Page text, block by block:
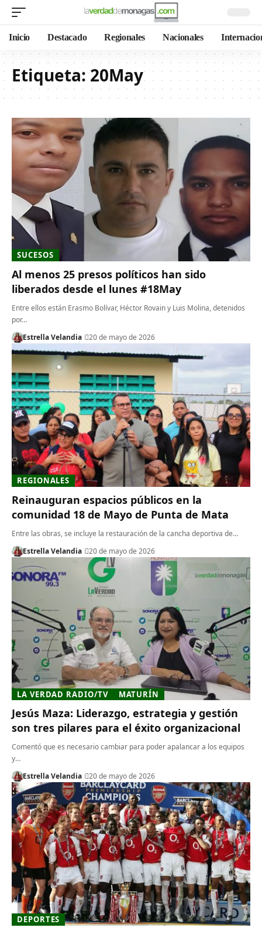
Inicio Destacado Regionales Nacionales
Etiqueta: 20May
SUCESOS
Al menos 25 presos políticos han sido
liberados desde el lunes #18May
Entre ellos están Erasmo Bolívar, Héctor Rovain y Luis Molina, detenidos
por…
Estrella Velandia
20 de mayo de 2026
REGIONALES
Reinauguran espacios públicos en la
comunidad 18 de Mayo de Punta de Mata
Entre las obras, se incluye la restauración de la cancha deportiva de…
Estrella Velandia
20 de mayo de 2026
LA VERDAD RADIO/TV MATURÍN
Jesús Maza: Liderazgo, estrategia y gestión
son tres pilares para el éxito organizacional
Comentó que es necesario cambiar para poder apalancar a los equipos
y…
Estrella Velandia
20 de mayo de 2026
DEPORTES